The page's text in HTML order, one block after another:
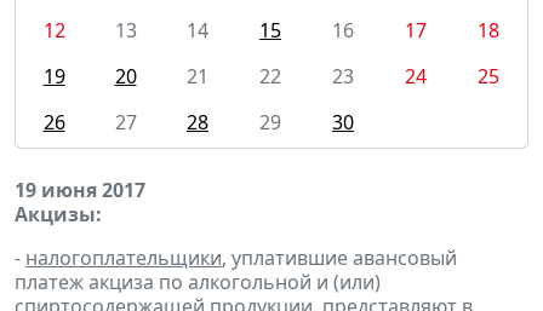
12
13 14 15 16 17
18
19
20 21 22 23 24
25
26
27 28 29 30
19 июня 2017
Акцизы:
- налогоплательщики, уплатившие авансовый
платеж акциза по алкогольной и (или)